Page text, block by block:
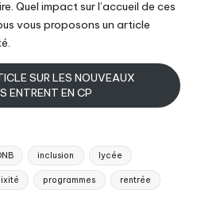
Quel impact sur l’accueil de ces
vous proposons un article
SUR LES NOUVEAUX
ENTRENT EN CP
inclusion lycée
programmes rentrée